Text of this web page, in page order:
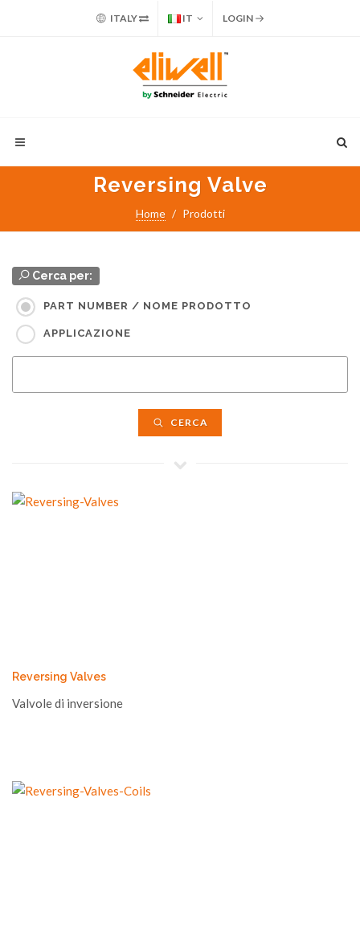
ITALY IT LOGIN
Reversing Valve
Home Prodotti
Cerca per:
PART NUMBER / NOME PRODOTTO
APPLICAZIONE
CERCA
Reversing Valves
Valvole di inversione